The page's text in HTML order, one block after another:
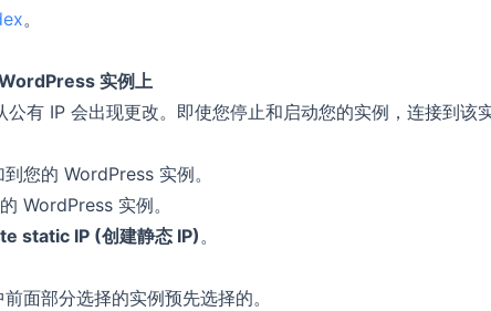
。
实例上
有 IP 会出现更改。即使您停止和启动您的实例，连接到该
您的 WordPress 实例。
WordPress 实例。
static IP (创建静态 IP)。
面部分选择的实例预先选择的。